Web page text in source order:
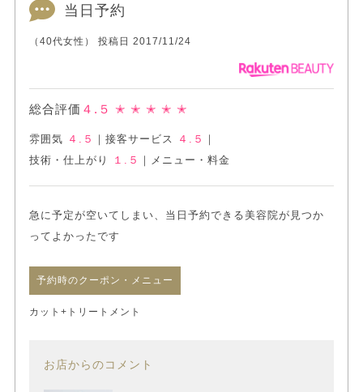
当日予約
（40代女性） 投稿日 2017/11/24
総合評価 ４.５ ✭ ✭ ✭ ✭ ✭
雰囲気 ４.５ ｜接客サービス ４.５
｜
技術・仕上がり
１.５ ｜ メニュー・料金
急に予定が空いてしまい、当日予約できる美容院が見つか
ってよかったです
予約時のクーポン・メニュー
カット+トリートメント
お店からのコメント